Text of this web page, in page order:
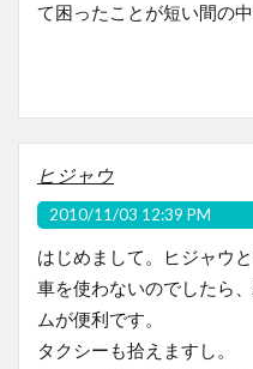
て困ったことが短い間の
ヒジャウ
2010/11/03 12:39 PM
はじめまして。ヒジャウと
車を使わないのでしたら
ムが便利です。
タクシーも拾えますし。